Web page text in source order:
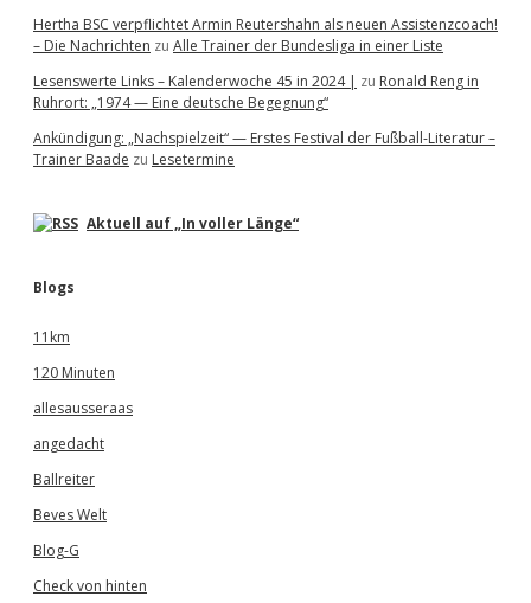
Hertha BSC verpflichtet Armin Reutershahn als neuen Assistenzcoach!
– Die Nachrichten zu Alle Trainer der Bundesliga in einer Liste
Lesenswerte Links – Kalenderwoche 45 in 2024 | zu Ronald Reng in
Ruhrort: „1974 — Eine deutsche Begegnung“
Ankündigung: „Nachspielzeit“ — Erstes Festival der Fußball-Literatur –
Trainer Baade zu Lesetermine
Aktuell auf „In voller Länge“
Blogs
11km
120 Minuten
allesausseraas
angedacht
Ballreiter
Beves Welt
Blog-G
Check von hinten